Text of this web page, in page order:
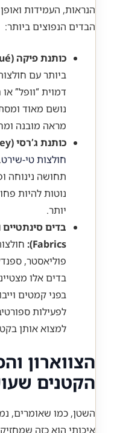
הנראות, העמידות
הבדים הנפוצים ביותר:
כותנת פיקה (Piqué):
ביותר עם
דמוית “וופל”
נושם מאוד
מראה מובנה
כותנת ג’רסי (Jersey):
חולצות טי-שירט
תחושה נינוחה
נוטות להיות
יותר.
Fabrics):
פוליאסטר,
בדים אלו
בפני קמטים
לפעילות
למצוא אותן
הצווארון
הקטנים
השטן, כמו שאומרים,
איכותי הוא כזה